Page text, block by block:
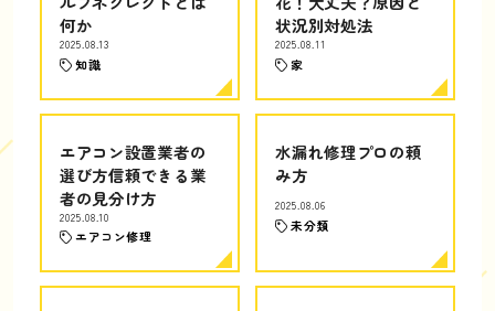
何か
2025.08.13
知識
状況別対処法
2025.08.11
家
エアコン設置業者の
選び方信頼できる業
者の見分け方
2025.08.10
エアコン修理
水漏れ修理プロの頼
み方
2025.08.06
未分類